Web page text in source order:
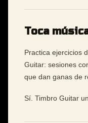
Toca
Practica ejercicios
Guitar: sesiones
que dan ganas de
Sí. Timbro Guitar